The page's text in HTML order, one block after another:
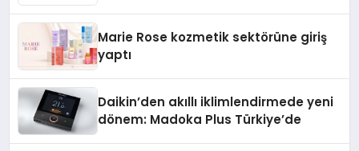
Marie Rose kozmetik sektörüne giriş
yaptı
Daikin’den akıllı iklimlendirmede yeni
dönem: Madoka Plus Türkiye’de